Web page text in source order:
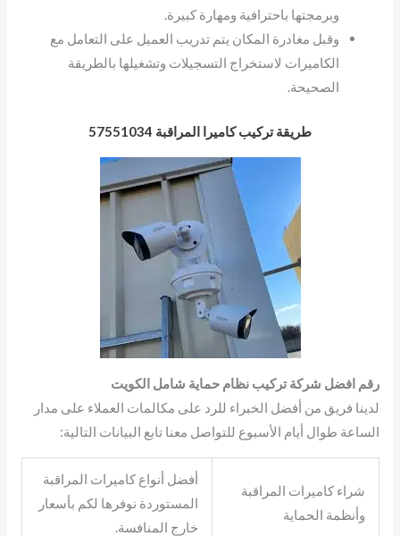
وبرمجتها باحترافية ومهارة كبيرة.
وقبل مغادرة المكان يتم تدريب العميل على التعامل مع
الكاميرات لاستخراج التسجيلات وتشغيلها بالطريقة
الصحيحة.
طريقة تركيب كاميرا المراقبة 57551034
رقم افضل شركة تركيب نظام حماية شامل الكويت
لدينا فريق من أفضل الخبراء للرد على مكالمات العملاء على مدار
الساعة طوال أيام الأسبوع للتواصل معنا تابع البيانات التالية:
شراء كاميرات المراقبة
وأنظمة الحماية
أفضل أنواع كاميرات المراقبة
المستوردة نوفرها لكم بأسعار
خارج المنافسة.